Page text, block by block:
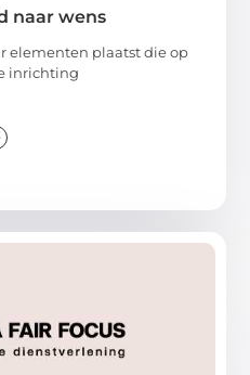
naar wens
elementen plaatst die op
inrichting